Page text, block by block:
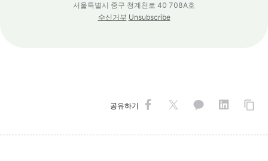
서울특별시 중구 청계천로 40 708A호
수신거부 Unsubscribe
공유하기